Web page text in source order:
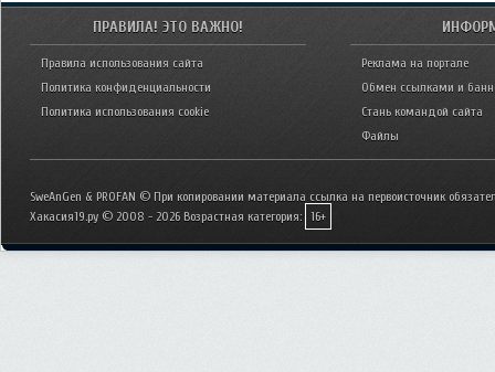
ПРАВИЛА! ЭТО ВАЖНО!
Правила использования сайта
Политика конфиденциальности
Политика использования cookie
Реклама на портале
Обмен ссылками и
Стань командой сайта
Файлы
SweAnGen & PROFAN © При копировании материала ссылка на первоисточник
Хакасия19.ру © 2008 - 2026 Возрастная категория: 16+